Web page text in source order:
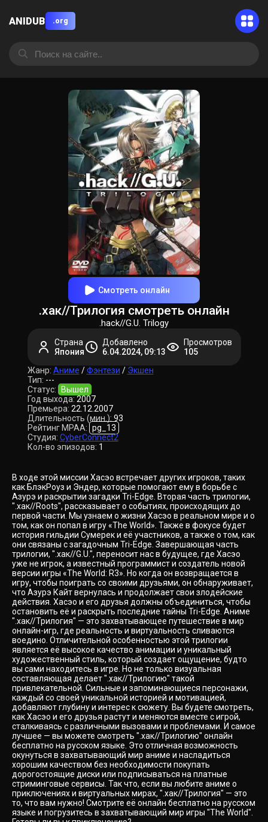
ANIDUB .org
Смотреть онлайн
.хак//Трилогия смотреть онлайн
.hack//G.U. Trilogy
Страна
Япония
Добавлено
6.04.2024, 09:13
Просмотров
105
Жанр: Аниме /Фэнтези / Экшен
Тип: ---
Статус:
Вышел
Год выхода: 2007
Премьера: 22.12.2007
Длительность (мин.): 93
Рейтинг MPAA: pg_13
Студия: CyberConnect2
Кол-во эпизодов: 1
В ходе этой миссии Хасэо встречает других игроков, таких
как БлэкРоуз и Эндер, которые помогают ему в борьбе с
Азурэ и раскрытии загадки Tri-Edge. Вторая часть трилогии,
".хак//Roots", рассказывает о событиях, происходящих до
первой части. Мы узнаем о жизни Хасэо в реальном мире и о
том, как он попал в игру «The World». Также в фокусе будет
история гильдии Сумерек и её участников, а также о том, как
они связаны с загадочным Tri-Edge. Завершающая часть
трилогии, ".хак//G.U.", переносит нас в будущее, где Хасэо
уже не игрок, а известный программист и создатель новой
версии игры «The World: R3». Но когда он возвращается в
игру, чтобы поиграть со своими друзьями, он обнаруживает,
что Азурэ Кайт вернулась и продолжает свои злодейские
действия. Хасэо и его друзья должны объединиться, чтобы
остановить её и раскрыть последние тайны Tri-Edge. Аниме
".хак//Трилогия" — это захватывающее путешествие в мир
онлайн-игр, где реальность и виртуальность сливаются
воедино. Отличительной особенностью этой трилогии
является её высокое качество анимации и уникальный
художественный стиль, который создает ощущение, будто
вы сами находитесь в игре. Но не только визуальная
составляющая делает ".хак//Трилогию" такой
привлекательной. Сильные и запоминающиеся персонажи,
каждый со своей уникальной историей и мотивацией,
добавляют глубину и интерес к сюжету. Вы будете смотреть,
как Хасэо и его друзья растут и меняются вместе с игрой,
сталкиваясь с различными вызовами и проблемами. И самое
лучшее — вы можете смотреть ".хак//Трилогию" онлайн
бесплатно на русском языке. Это отличная возможность
окунуться в захватывающий мир аниме и насладиться
хорошим качеством без необходимости покупать
дорогостоящие диски или подписываться на платные
стриминговые сервисы. Так что, если вы любите аниме о
приключениях и виртуальных мирах, ".хак//Трилогия" — это
то, что вам нужно! Смотрите её онлайн бесплатно на русском
языке и погрузитесь в захватывающий мир игры "The World".